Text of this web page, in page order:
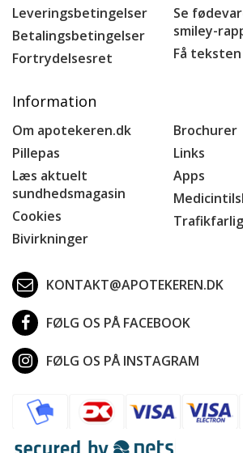
Leveringsbetingelser
Betalingsbetingelser
Fortrydelsesret
Se
smiley-
Få
Information
Om apotekeren.dk
Pillepas
Læs aktuelt
sundhedsmagasin
Cookies
Bivirkninger
Brochurer
Links
Apps
KONTAKT@APOTEKEREN.DK
FØLG OS PÅ FACEBOOK
FØLG OS PÅ INSTAGRAM